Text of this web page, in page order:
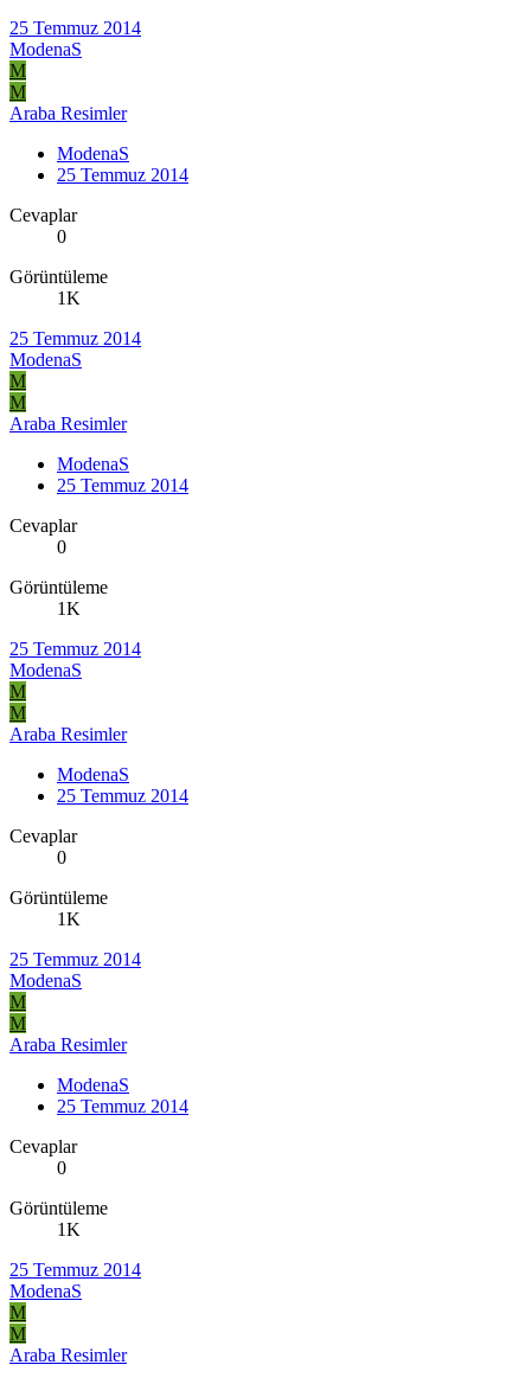
25 Temmuz 2014
ModenaS
M
M
Araba Resimler
ModenaS
25 Temmuz 2014
Cevaplar
0
Görüntüleme
1K
25 Temmuz 2014
ModenaS
M
M
Araba Resimler
ModenaS
25 Temmuz 2014
Cevaplar
0
Görüntüleme
1K
25 Temmuz 2014
ModenaS
M
M
Araba Resimler
ModenaS
25 Temmuz 2014
Cevaplar
0
Görüntüleme
1K
25 Temmuz 2014
ModenaS
M
M
Araba Resimler
ModenaS
25 Temmuz 2014
Cevaplar
0
Görüntüleme
1K
25 Temmuz 2014
ModenaS
M
M
Araba Resimler